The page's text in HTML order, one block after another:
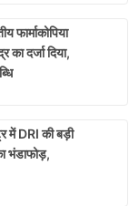
फार्माकोपिया
दर्जा दिया,
में DRI की बड़ी
भंडाफोड़,